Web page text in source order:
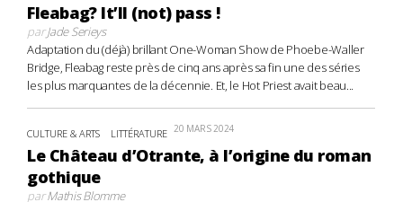
Fleabag? It’ll (not) pass !
parJade Serieys
Adaptation du (déjà) brillant One-Woman Show de Phoebe-Waller
Bridge, Fleabag reste près de cinq ans après sa fin une des séries
les plus marquantes de la décennie. Et, le Hot Priest avait beau...
CULTURE & ARTS LITTÉRATURE 20 MARS 2024
Le Château d’Otrante, à l’origine du roman
gothique
parMathis Blomme